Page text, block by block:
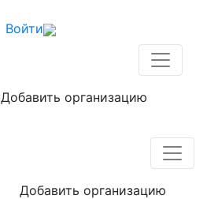
Войти
Добавить организацию
Добавить организацию